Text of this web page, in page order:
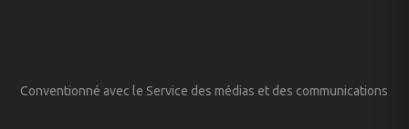
Conventionné avec le Service des médias et des communications